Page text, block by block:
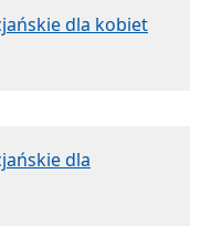
dla kobiet
dla